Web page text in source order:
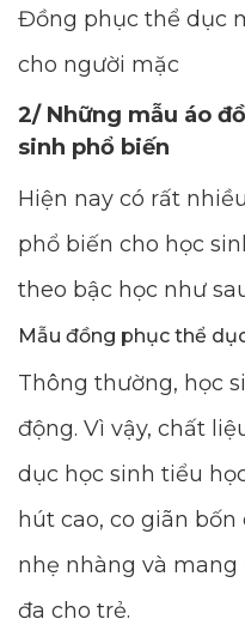
Đồng phục thể dục
cho người mặc
2/ Những mẫu áo
sinh phổ biến
Hiện nay có rất
phổ biến cho học
theo bậc học như
Mẫu đồng phục thể
Thông thường, học
động. Vì vậy, chất
dục học sinh tiểu
hút cao, co giãn
nhẹ nhàng và
đa cho trẻ.